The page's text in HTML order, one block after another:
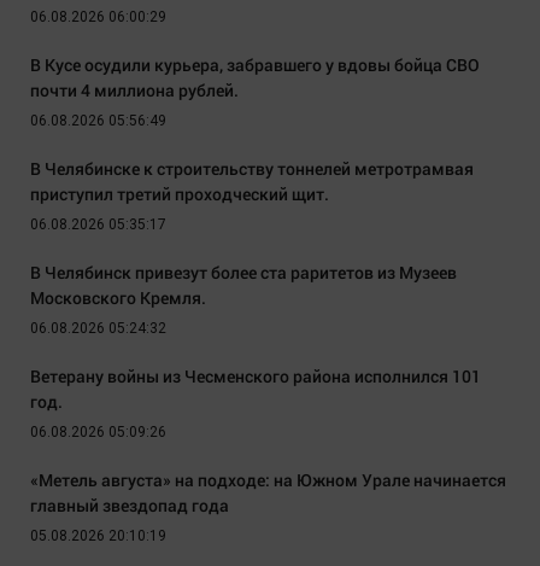
06.08.2026 06:00:29
В Кусе осудили курьера, забравшего у вдовы бойца СВО
почти 4 миллиона рублей.
06.08.2026 05:56:49
В Челябинске к строительству тоннелей метротрамвая
приступил третий проходческий щит.
06.08.2026 05:35:17
В Челябинск привезут более ста раритетов из Музеев
Московского Кремля.
06.08.2026 05:24:32
Ветерану войны из Чесменского района исполнился 101
год.
06.08.2026 05:09:26
«Метель августа» на подходе: на Южном Урале начинается
главный звездопад года
05.08.2026 20:10:19